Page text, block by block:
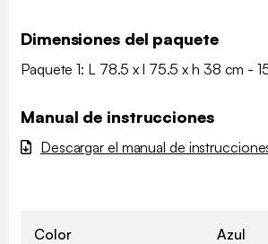
Dimensiones del paquete
Paquete 1: L 78.5 x l 75.5 x h 38 cm -
Manual de instrucciones
Descargar el manual de
Color Azul